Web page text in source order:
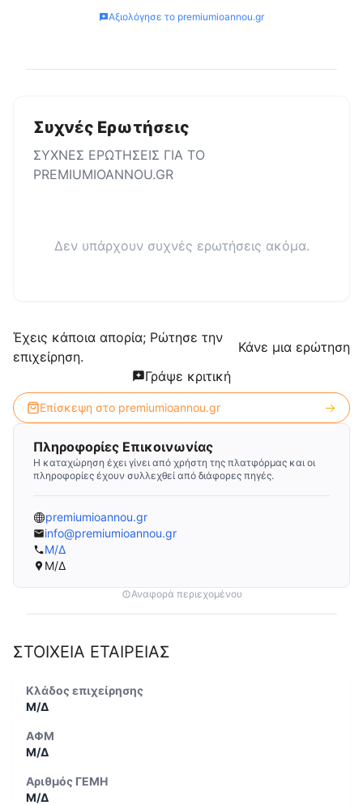
Αξιολόγησε το premiumioannou.gr
Συχνές Ερωτήσεις
ΣΥΧΝΕΣ ΕΡΩΤΗΣΕΙΣ ΓΙΑ ΤΟ
PREMIUMIOANNOU.GR
Δεν υπάρχουν συχνές ερωτήσεις ακόμα.
Έχεις κάποια απορία; Ρώτησε την
επιχείρηση.
Κάνε μια ερώτηση
Γράψε κριτική
Επίσκεψη στο premiumioannou.gr
Πληροφορίες Επικοινωνίας
Η καταχώρηση έχει γίνει από χρήστη της πλατφόρμας και οι
πληροφορίες έχουν συλλεχθεί από διάφορες πηγές.
premiumioannou.gr
info@premiumioannou.gr
Μ/Δ
Μ/Δ
Αναφορά περιεχομένου
ΣΤΟΙΧΕΙΑ ΕΤΑΙΡΕΙΑΣ
Κλάδος επιχείρησης
Μ/Δ
ΑΦΜ
Μ/Δ
Αριθμός ΓΕΜΗ
Μ/Δ